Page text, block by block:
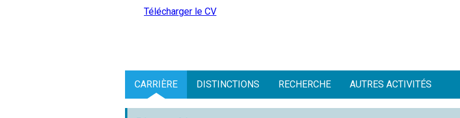
Télécharger le CV
CARRIÈRE DISTINCTIONS RECHERCHE AUTRES ACTIVITÉS